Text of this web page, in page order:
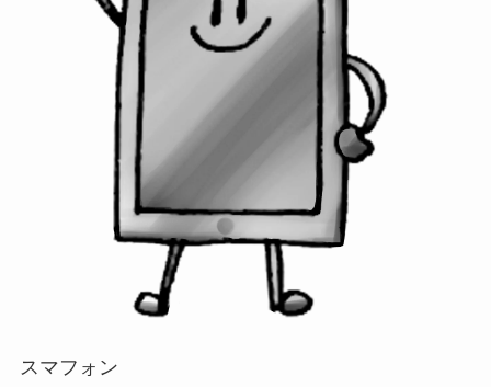
スマフォン